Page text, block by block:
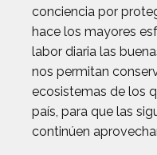
conciencia por
hace los mayores
labor diaria las
nos permitan
ecosistemas de los
país, para que las
continúen